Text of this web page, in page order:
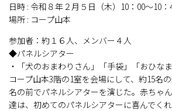
日時 : 令和８年２月５日（木）10：00～10：
場所 : コープ山本
参加者：約１６人、メンバー４人
◆パネルシアター
・「犬のおまわりさん」「手袋」「おひなま
コープ山本3階の1室を会場にして、約15名
名の前でパネルシアターを演じた。赤ちゃ
達は、初めてのパネルシアターに喜んでく